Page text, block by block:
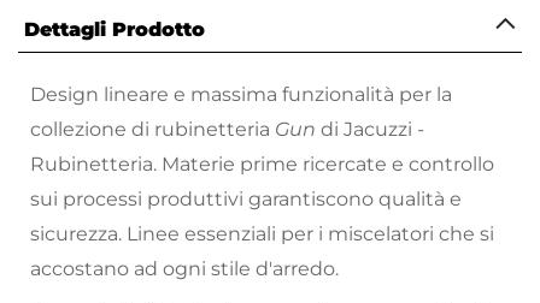
Dettagli Prodotto
Design lineare e massima funzionalità per la
collezione di rubinetteria Gun di Jacuzzi -
Rubinetteria. Materie prime ricercate e controllo
sui processi produttivi garantiscono qualità e
sicurezza. Linee essenziali per i miscelatori che si
accostano ad ogni stile d'arredo.